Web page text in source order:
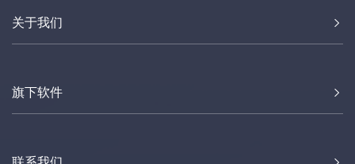
关于我们
旗下软件